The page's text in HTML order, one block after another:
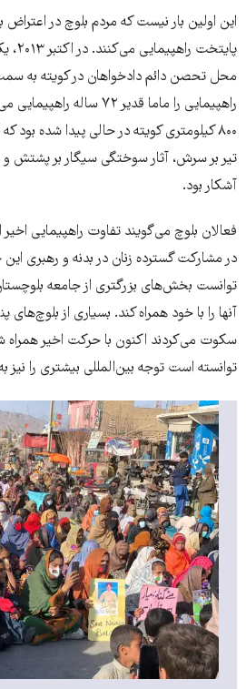
این اولین بار نیست که مردم بلوچ در
محل تحصن دائم دادخواهان در کویته به
راهپیمایی را ماما قدیر ۷۲
۸۰۰ کیلومتری کویته در حالی پیدا شده بود
تیر بر سرش، آثار سوختگی سیگار بر پشتش
آشکار بود.
فعالان بلوچ می‌گویند تفاوت راهپیمایی
در مشارکت گسترده زنان در بدنه و رهبری
توانست بخش‌های بزرگتری از جامعه
آنها را با خود همراه کند. بسیاری از
سکوت می‌کردند اکنون با حرکت اخیر
توانسته‌ است توجه بین‌المللی بیشتری را